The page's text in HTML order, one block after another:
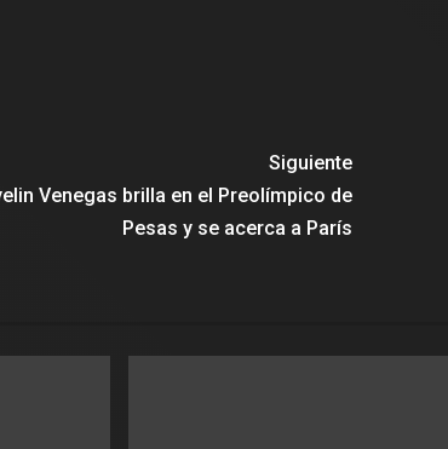
Siguiente
Venegas brilla en el Preolímpico de
Pesas y se acerca a París